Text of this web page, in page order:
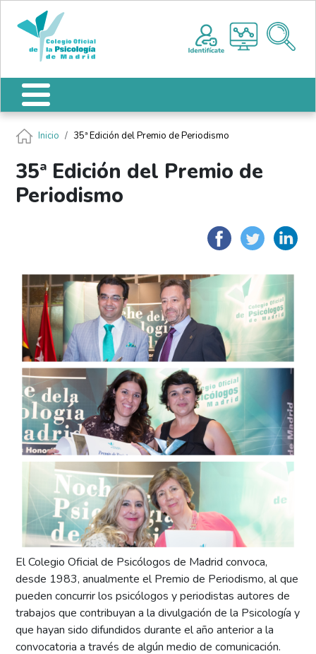
este
incluye
sistema
accesibilidad.
Pasar al contenido principal
Ruta de navegación
Inicio 35ª Edición del Premio de Periodismo
35ª Edición del Premio de
Periodismo
El Colegio Oficial de Psicólogos de Madrid convoca,
desde 1983, anualmente el Premio de Periodismo, al que
pueden concurrir los psicólogos y periodistas autores de
trabajos que contribuyan a la divulgación de la Psicología y
que hayan sido difundidos durante el año anterior a la
convocatoria a través de algún medio de comunicación.